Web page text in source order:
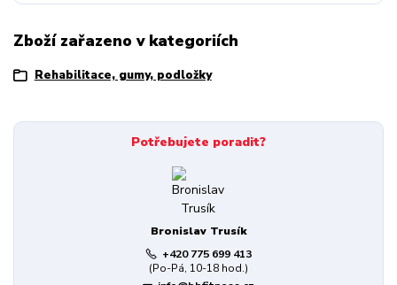
Zboží zařazeno v kategoriích
Rehabilitace, gumy, podložky
Potřebujete poradit?
Bronislav Trusík
+420 775 699 413
(Po-Pá, 10-18 hod.)